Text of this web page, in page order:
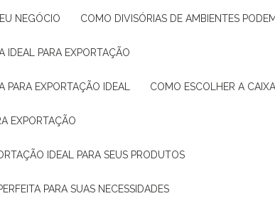
NEGÓCIO COMO DIVISÓRIAS DE AMBIENTES
IDEAL PARA EXPORTAÇÃO
PARA EXPORTAÇÃO IDEAL COMO ESCOLHER A
EXPORTAÇÃO
IDEAL PARA SEUS PRODUTOS
PARA SUAS NECESSIDADES